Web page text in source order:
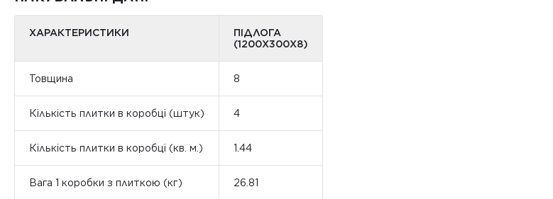
ХАРАКТЕРИСТИКИ
ПІДЛОГА
(1200Х300Х8)
Товщина 8
Кількість плитки в коробці (штук) 4
Кількість плитки в коробці (кв. м.) 1.44
Вага 1 коробки з плиткою (кг) 26.81